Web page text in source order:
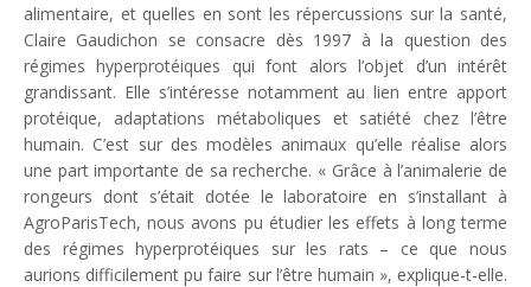
alimentaire, et quelles en sont les répercussions sur la santé,
Claire Gaudichon se consacre dès 1997 à la question des
régimes hyperprotéiques qui font alors l’objet d’un intérêt
grandissant. Elle s’intéresse notamment au lien entre apport
protéique, adaptations métaboliques et satiété chez l’être
humain. C’est sur des modèles animaux qu’elle réalise alors
une part importante de sa recherche. « Grâce à l’animalerie de
rongeurs dont s’était dotée le laboratoire en s’installant à
AgroParisTech, nous avons pu étudier les effets à long terme
des régimes hyperprotéiques sur les rats – ce que nous
aurions difficilement pu faire sur l’être humain », explique-t-elle.